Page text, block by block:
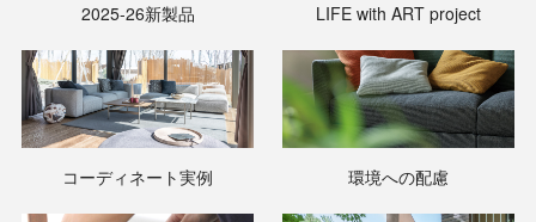
2025-26新製品 LIFE with ART project
コーディネート実例 環境への配慮